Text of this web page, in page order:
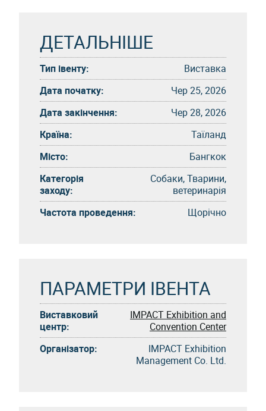
ДЕТАЛЬНІШЕ
Тип івенту:
Виставка
Дата початку:
Чер 25, 2026
Дата закінчення:
Чер 28, 2026
Країна:
Таїланд
Місто:
Бангкок
Категорія
заходу:
Собаки, Тварини,
ветеринарія
Частота проведення:
Щорічно
ПАРАМЕТРИ ІВЕНТА
Виставковий
центр:
IMPACT Exhibition and
Convention Center
Організатор:
IMPACT Exhibition
Management Co. Ltd.